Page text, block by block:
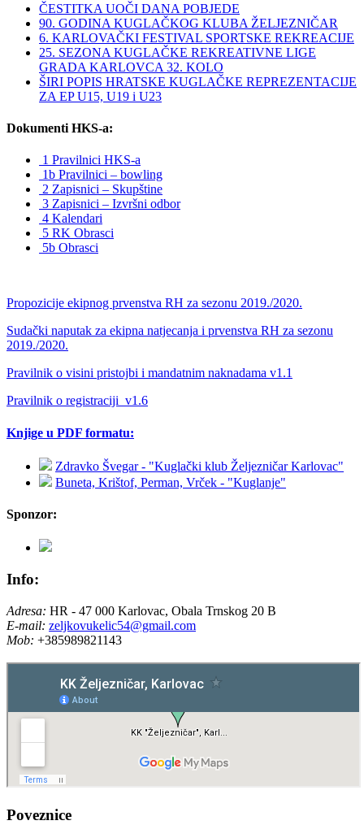
ČESTITKA UOČI DANA POBJEDE
90. GODINA KUGLAČKOG KLUBA ŽELJEZNIČAR
6. KARLOVAČKI FESTIVAL SPORTSKE REKREACIJE
25. SEZONA KUGLAČKE REKREATIVNE LIGE
GRADA KARLOVCA 32. KOLO
ŠIRI POPIS HRATSKE KUGLAČKE REPREZENTACIJE
ZA EP U15, U19 i U23
Dokumenti HKS-a:
1 Pravilnici HKS-a
1b Pravilnici – bowling
2 Zapisnici – Skupštine
3 Zapisnici – Izvršni odbor
4 Kalendari
5 RK Obrasci
5b Obrasci
Propozicije ekipnog prvenstva RH za sezonu 2019./2020.
Sudački naputak za ekipna natjecanja i prvenstva RH za sezonu
2019./2020.
Pravilnik o visini pristojbi i mandatnim naknadama v1.1
Pravilnik o registraciji_v1.6
Knjige u PDF formatu:
Zdravko Švegar - "Kuglački klub Željezničar Karlovac"
Buneta, Krištof, Perman, Vrček - "Kuglanje"
Sponzor:
Info:
Adresa: HR - 47 000 Karlovac, Obala Trnskog 20 B
E-mail: zeljkovukelic54@gmail.com
Mob: +385989821143
Poveznice